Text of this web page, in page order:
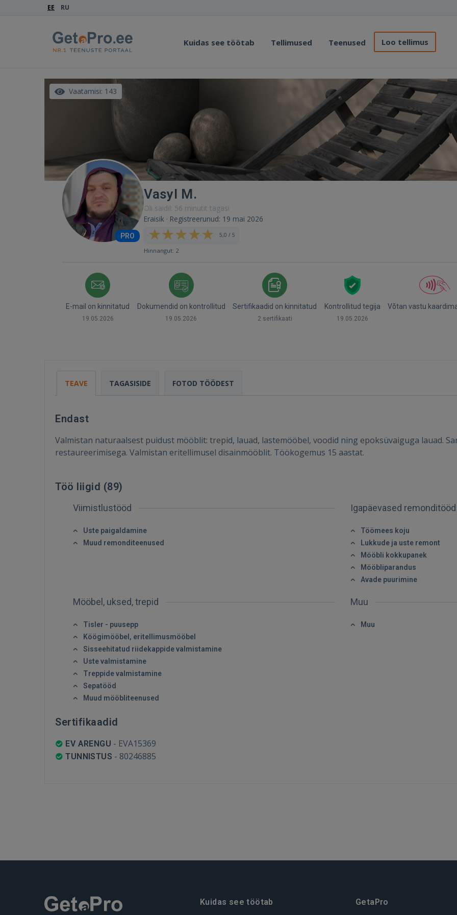
EE RU
Kuidas see töötab Tellimused Teenused Loo tellimus
Sisene
Jäta mind meelde
GOOGLE
Vaatamisi: 143
PRO
Vasyl M.
Oli saidil: 56 minutit tagasi
Eraisik · Registreerunud: 19 mai 2026
5,0 / 5
Hinnangut: 2
E-mail on kinnitatud
19.05.2026
Dokumendid on kontrollitud
19.05.2026
Sertifikaadid on kinnitatud
2 sertifikaati
Kontrollitud tegija
19.05.2026
Võtan vastu
TEAVE TAGASISIDE FOTOD TÖÖDEST
Endast
Valmistan naturaalsest puidust mööblit: trepid, lauad, lastemööbel, voodid ning epoksüvaiguga lauad.
restaureerimisega. Valmistan eritellimusel disainmööblit. Töökogemus 15 aastat.
Töö liigid (89)
Viimistlustööd
Uste paigaldamine
Muud remonditeenused
Igapäevased
Töömees koju
Lukkude ja uste remont
Mööbli kokkupanek
Mööbliparandus
Avade puurimine
Mööbel, uksed, trepid
Tisler - puusepp
Köögimööbel, eritellimusmööbel
Sisseehitatud riidekappide valmistamine
Uste valmistamine
Treppide valmistamine
Sepatööd
Muud mööbliteenused
Muu
Muu
Sertifikaadid
EV ARENGU - EVA15369
TUNNISTUS - 80246885
Kuidas see töötab
GetaPro